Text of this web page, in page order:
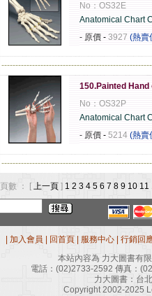
No：OS32E
Anatomical Chart
- 原價 - 3927 (熱賣
150.Painted
No：OS32P
Anatomical Chart
- 原價 - 5214 (熱賣
頁數 ： [ 上一頁 ] 1 2 3 4 5 6 7 8 9 10 11
加入會員 回首頁 服務中心
行銷回
本站內容為 力大圖書有
電話： (02)2733-2592 傳真：
力大圖書：台
Copyright 2002-2025